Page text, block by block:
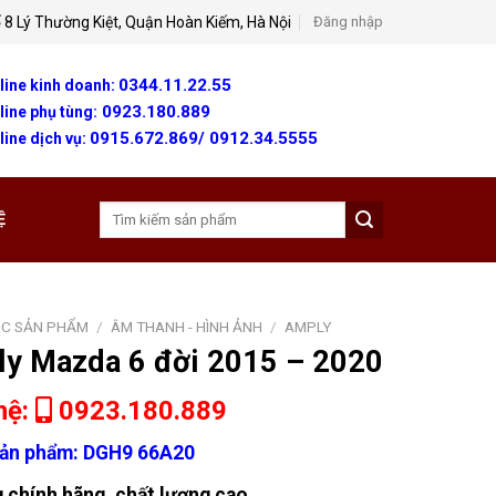
Lý Thường Kiệt, Quận Hoàn Kiếm, Hà Nội Đăng nhập
kinh doanh: 0344.11.22.55
phụ tùng: 0923.180.889
dịch vụ: 0915.672.869/ 0912.34.5555
Tìm
SẢN PHẨM / ÂM THANH - HÌNH ẢNH / AMPLY
Mazda 6 đời 2015 – 2020
0923.180.889
phẩm: DGH9 66A20